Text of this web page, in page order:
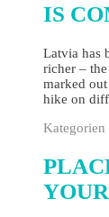
IS
Latvia has
richer –
marked
hike on
Kategorien